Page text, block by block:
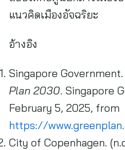
แนวคิดเมืองอัจฉริยะ
อ้างอิง
Singapore Government.
Plan 2030. Singapore
February 5, 2025, from
https://
City of Copenhagen.